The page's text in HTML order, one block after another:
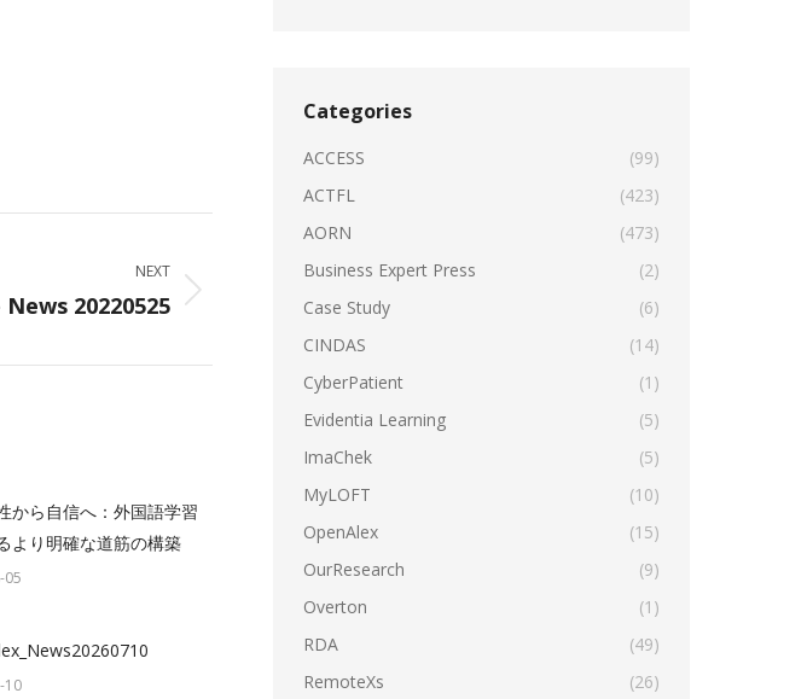
NEXT
20220525
から自信へ：外国語学習
より明確な道筋の構築
05
10
Categories
ACCESS
(99)
ACTFL
(423)
AORN
(473)
Business Expert Press
(2)
Case Study
(6)
CINDAS
(14)
CyberPatient
(1)
Evidentia Learning
(5)
ImaChek
(5)
MyLOFT
(10)
OpenAlex
(15)
OurResearch
(9)
Overton
(1)
RDA
(49)
RemoteXs
(26)